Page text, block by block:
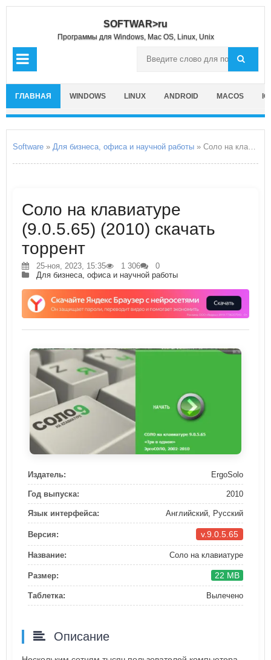
SOFTWAR>ru
Программы для Windows, Mac OS, Linux, Unix
ГЛАВНАЯ WINDOWS LINUX ANDROID MACOS
Software » Для бизнеса, офиса и научной работы » Соло на клавиатуре
Соло на клавиатуре
(9.0.5.65) (2010) скачать
торрент
25-ноя, 2023, 15:35 1 306
0
Для бизнеса, офиса и научной работы
Издатель: ErgoSolo
Год выпуска: 2010
Язык интерфейса: Английский, Русский
Версия: v.9.0.5.65
Название: Соло на клавиатуре
Размер: 22 MB
Таблетка: Вылечено
Описание